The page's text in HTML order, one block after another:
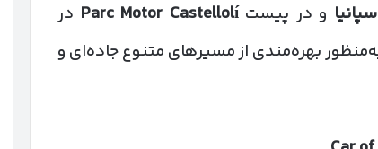
و در پیستParc Motor Castellolí در
بهره‌مندی از مسیرهای متنوع جاده‌ای و